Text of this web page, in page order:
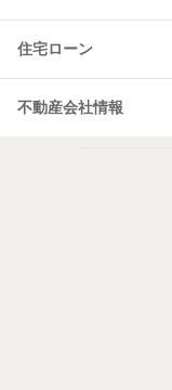
住宅ローン
不動産会社情報